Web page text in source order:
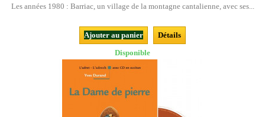
Les années 1980 : Barriac, un village de la montagne cantalienne, avec ses...
Ajouter au panier
Détails
Disponible